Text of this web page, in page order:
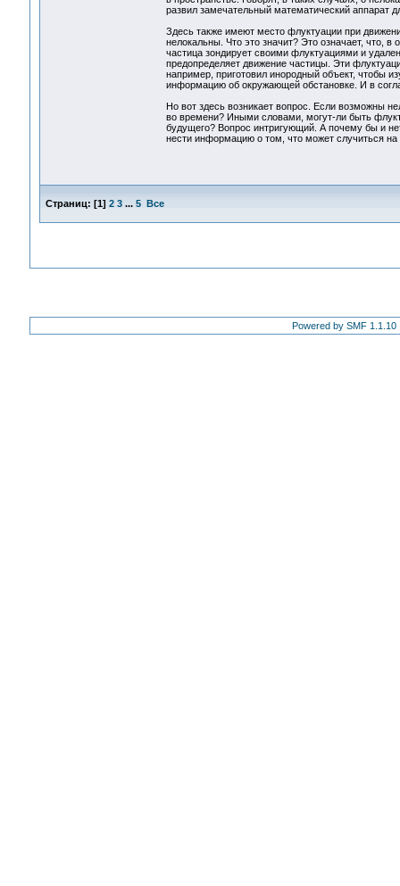
развил замечательный математический аппарат
Здесь также имеют место флуктуации при
нелокальны. Что это значит? Это означает, что, в
частица зондирует своими флуктуациями и
предопределяет движение частицы. Эти
например, приготовил инородный объект, чтобы
информацию об окружающей обстановке. И в
Но вот здесь возникает вопрос. Если возможны
во времени? Иными словами, могут-ли быть
будущего? Вопрос интригующий. А почему бы и
нести информацию о том, что может случиться на
Страниц: [1] 2 3 ... 5 Все
Powered by SMF 1.1.10